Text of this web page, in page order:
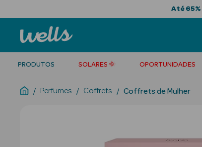
Até 65%
PRODUTOS SOLARES 🌞 OPORTUNIDADES
Perfumes Coffrets Coffrets de Mulher